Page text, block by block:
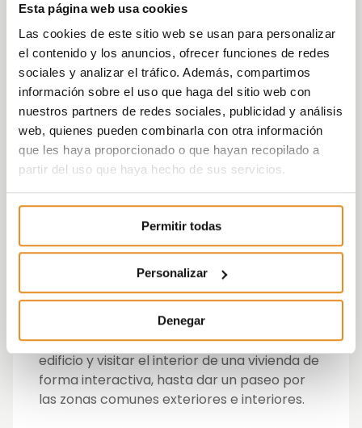
Esta página web usa cookies
Las cookies de este sitio web se usan para personalizar
el contenido y los anuncios, ofrecer funciones de redes
sociales y analizar el tráfico. Además, compartimos
información sobre el uso que haga del sitio web con
nuestros partners de redes sociales, publicidad y análisis
web, quienes pueden combinarla con otra información
que les haya proporcionado o que hayan recopilado a
partir del uso que haya hecho de sus servicios.
Permitir todas
Personalizar
Denegar
Damià Escuder i Lladó i Carrer Font de la
Teula.
Célere Domeny también cuenta con una
calificación energética A,lo que supone
una disminución de emisiones CO2 y un
ahorro de 900€ en la factura anual para
cada propietario con respecto a una
vivienda con calificación energética F.
En esta promoción Vía Célere también pone
a disposición de sus clientes una oficina
experiencial, donde los futuros propietarios
podrán ver y sentir todo aquello que se tiene
en cuenta a la hora de comprar una
vivienda. Para ello, podrán realizar desde un
tour virtual para poder contemplar el
exterior en 3D, tener una vista 360º del
edificio y visitar el interior de una vivienda de
forma interactiva, hasta dar un paseo por
las zonas comunes exteriores e interiores.